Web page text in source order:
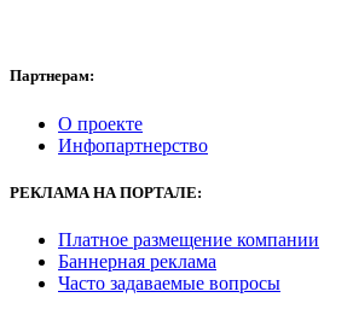
Партнерам:
О проекте
Инфопартнерство
РЕКЛАМА НА ПОРТАЛЕ:
Платное размещение компании
Баннерная реклама
Часто задаваемые вопросы